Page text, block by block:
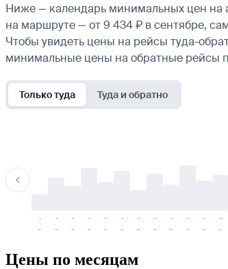
Ниже — календарь минимальных цен на
на маршруте — от 9 434 ₽ в сентябре,
Чтобы увидеть цены на рейсы туда-
минимальные цены на обратные рейсы
Только туда Туда и обратно
-
-
-
-
-
-
-
-
-
-
-
-
-
-
-
-
-
-
-
-
-
-
-
-
Цены по месяцам